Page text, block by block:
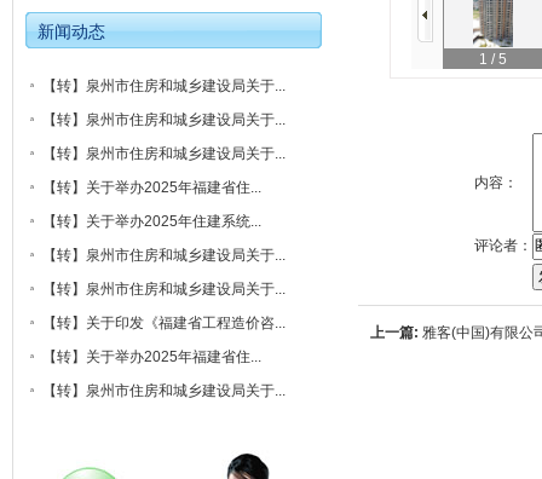
1 / 5
内容：
评论者：
上一篇: 雅客(中国)有限公
新闻动态
【转】泉州市住房和城乡建设局关于...
【转】泉州市住房和城乡建设局关于...
【转】泉州市住房和城乡建设局关于...
【转】关于举办2025年福建省住...
【转】关于举办2025年住建系统...
【转】泉州市住房和城乡建设局关于...
【转】泉州市住房和城乡建设局关于...
【转】关于印发《福建省工程造价咨...
【转】关于举办2025年福建省住...
【转】泉州市住房和城乡建设局关于...